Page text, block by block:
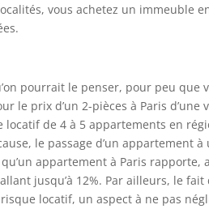
vous achetez un immeuble
pourrait le penser, pour peu que
prix d’un 2-pièces à Paris d’une
de 4 à 5 appartements en
le passage d’un appartement
appartement à Paris rapporte,
jusqu’à 12%. Par ailleurs, le fait
locatif, un aspect à ne pas